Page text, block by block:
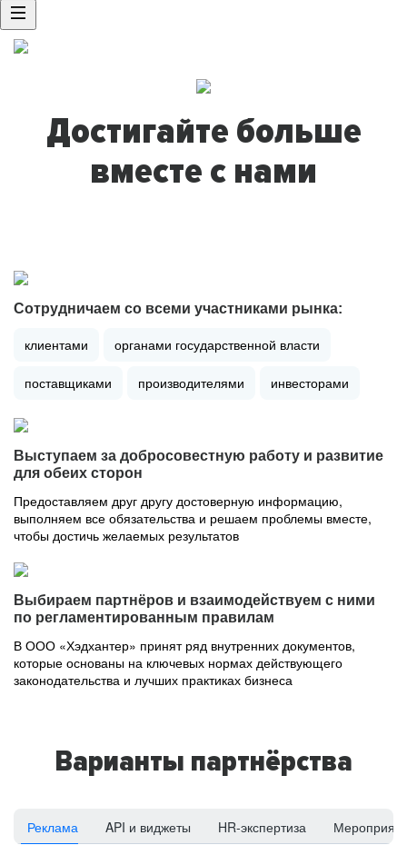
Достигайте больше
вместе с нами
Сотрудничаем со всеми участниками рынка:
клиентами органами государственной власти
поставщиками производителями инвесторами
Выступаем за добросовестную работу и развитие
для обеих сторон
Предоставляем друг другу достоверную информацию,
выполняем все обязательства и решаем проблемы вместе,
чтобы достичь желаемых результатов
Выбираем партнёров и взаимодействуем с ними
по регламентированным правилам
В ООО «Хэдхантер» принят ряд внутренних документов,
которые основаны на ключевых нормах действующего
законодательства и лучших практиках бизнеса
Варианты партнёрства
Реклама API и виджеты HR-экспертиза